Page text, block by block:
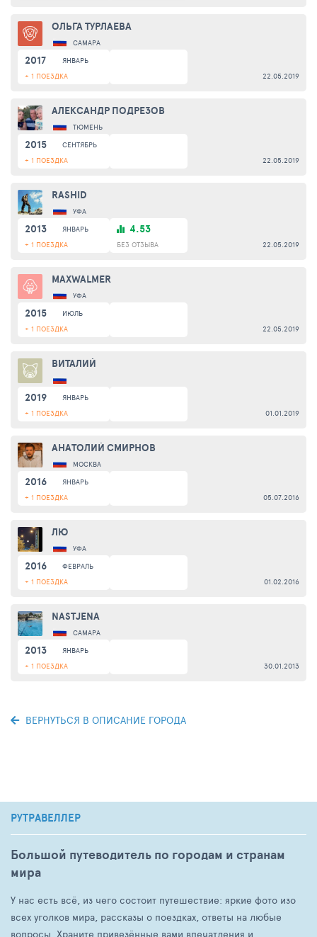
ОЛЬГА ТУРЛАЕВА
САМАРА
2017
ЯНВАРЬ
+ 1 ПОЕЗДКА
22.05.2019
АЛЕКСАНДР ПОДРЕЗОВ
ТЮМЕНЬ
2015
СЕНТЯБРЬ
+ 1 ПОЕЗДКА
22.05.2019
RASHID
УФА
2013
ЯНВАРЬ
+ 1 ПОЕЗДКА
4.53
БЕЗ ОТЗЫВА 22.05.2019
MAXWALMER
УФА
2015
ИЮЛЬ
+ 1 ПОЕЗДКА
22.05.2019
ВИТАЛИЙ
2019
ЯНВАРЬ
+ 1 ПОЕЗДКА
01.01.2019
АНАТОЛИЙ СМИРНОВ
МОСКВА
2016
ЯНВАРЬ
+ 1 ПОЕЗДКА
05.07.2016
ЛЮ
УФА
2016
ФЕВРАЛЬ
+ 1 ПОЕЗДКА
01.02.2016
NASTJENA
САМАРА
2013
ЯНВАРЬ
+ 1 ПОЕЗДКА
30.01.2013
ВЕРНУТЬСЯ В ОПИСАНИЕ ГОРОДА
РУТРАВЕЛЛЕР
Большой путеводитель по городам и странам
мира
У нас есть всё, из чего состоит путешествие: яркие фото изо
всех уголков мира, рассказы о поездках, ответы на любые
вопросы. Храните привезённые вами впечатления и